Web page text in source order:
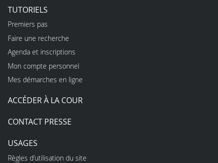
TUTORIELS
Premiers pas
Faire une recherche
Agenda et inscriptions
Mon compte personnel
Mes démarches en ligne
ACCÉDER À LA COUR
CONTACT PRESSE
USAGES
Règles d’utilisation du site